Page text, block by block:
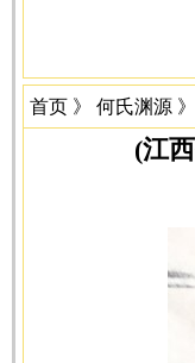
首页 》 何氏渊源 》
(江